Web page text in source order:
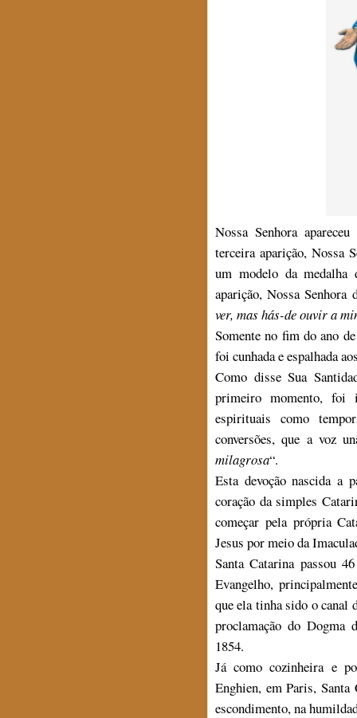
Nossa Senhora
terceira aparição, Nossa
um modelo da medalha
aparição, Nossa
ver, mas hás-de ouvir a
Somente no fim do ano
foi cunhada e espalhada
Como disse Sua
primeiro momento, foi
espirituais como
conversões, que a voz
milagrosa“.
Esta devoção nascida a
coração da simples
começar pela própria
Jesus por meio da
Santa Catarina passou
Evangelho,
que ela tinha sido o canal
proclamação do Dogma
1854.
Já como cozinheira e
Enghien, em Paris,
escondimento, na